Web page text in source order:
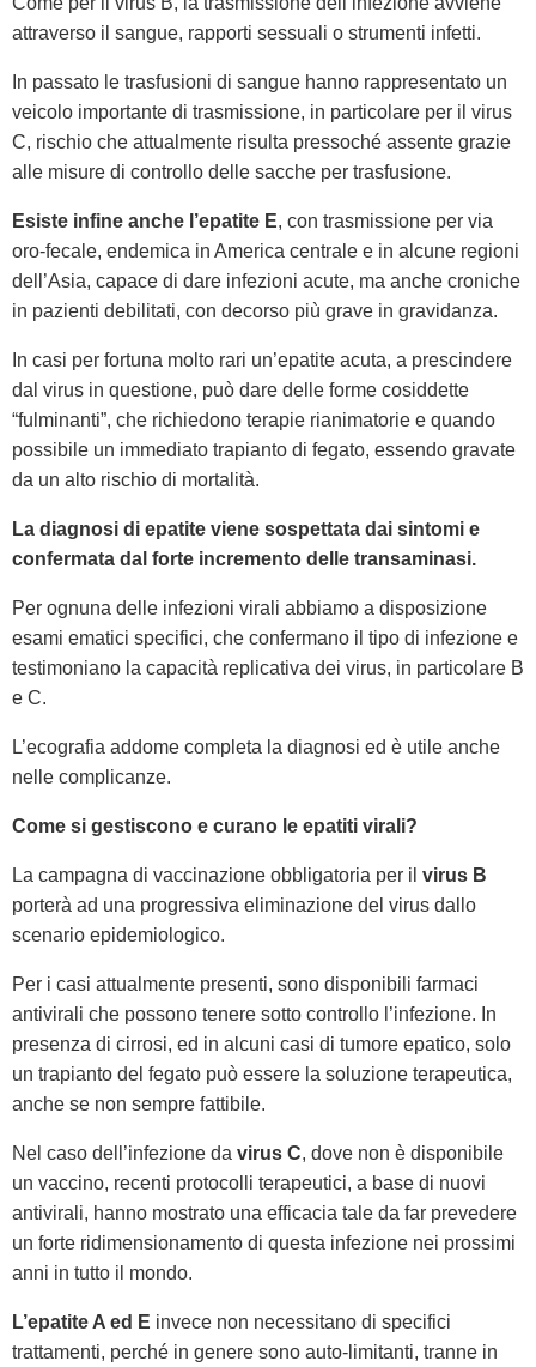
attraverso il sangue, rapporti sessuali o strumenti infetti.
In passato le trasfusioni di sangue hanno rappresentato un
veicolo importante di trasmissione, in particolare per il virus
C, rischio che attualmente risulta pressoché assente grazie
alle misure di controllo delle sacche per trasfusione.
Esiste infine anche l’epatite E, con trasmissione per via
oro-fecale, endemica in America centrale e in alcune regioni
dell’Asia, capace di dare infezioni acute, ma anche croniche
in pazienti debilitati, con decorso più grave in gravidanza.
In casi per fortuna molto rari un’epatite acuta, a prescindere
dal virus in questione, può dare delle forme cosiddette
“fulminanti”, che richiedono terapie rianimatorie e quando
possibile un immediato trapianto di fegato, essendo gravate
da un alto rischio di mortalità.
La diagnosi di epatite viene sospettata dai sintomi e
confermata dal forte incremento delle transaminasi.
Per ognuna delle infezioni virali abbiamo a disposizione
esami ematici specifici, che confermano il tipo di infezione e
testimoniano la capacità replicativa dei virus, in particolare B
e C.
L’ecografia addome completa la diagnosi ed è utile anche
nelle complicanze.
Come si gestiscono e curano le epatiti virali?
La campagna di vaccinazione obbligatoria per il virus B
porterà ad una progressiva eliminazione del virus dallo
scenario epidemiologico.
Per i casi attualmente presenti, sono disponibili farmaci
antivirali che possono tenere sotto controllo l’infezione. In
presenza di cirrosi, ed in alcuni casi di tumore epatico, solo
un trapianto del fegato può essere la soluzione terapeutica,
anche se non sempre fattibile.
Nel caso dell’infezione da virus C, dove non è disponibile
un vaccino, recenti protocolli terapeutici, a base di nuovi
antivirali, hanno mostrato una efficacia tale da far prevedere
un forte ridimensionamento di questa infezione nei prossimi
anni in tutto il mondo.
L’epatite A ed E invece non necessitano di specifici
trattamenti, perché in genere sono auto-limitanti, tranne in